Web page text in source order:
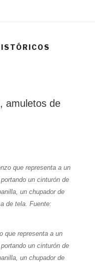
amuletos de
que representa a un
un cinturón de
un chupador de